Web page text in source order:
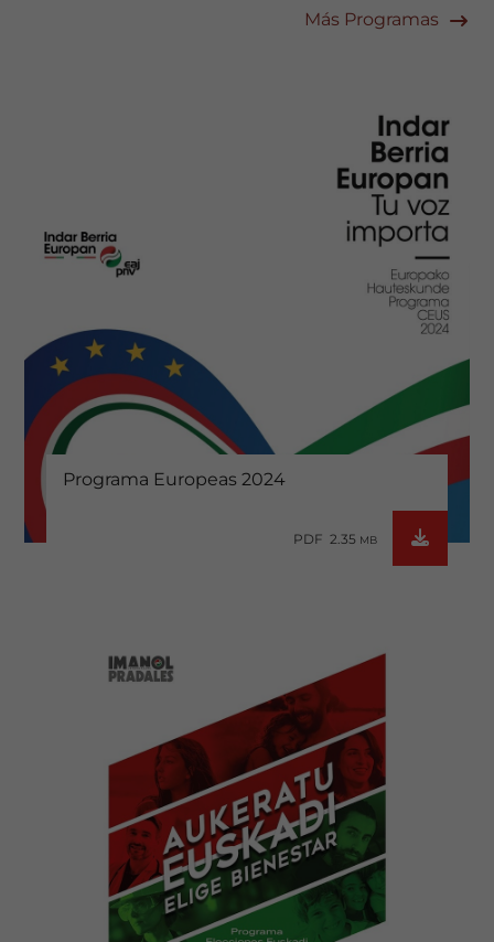
Más Programas
Programa Europeas 2024
PDF 2.35 MB